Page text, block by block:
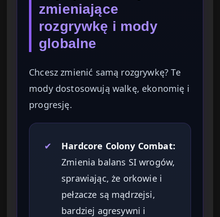
zmieniające
rozgrywkę i mody
globalne
Chcesz zmienić samą rozgrywkę? Te
mody dostosowują walkę, ekonomię i
progresję.
✔
Hardcore Colony Combat:
Zmienia balans SI wrogów,
sprawiając, że orkowie i
pełzacze są mądrzejsi,
bardziej agresywni i